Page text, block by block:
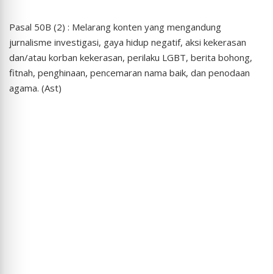
Pasal 50B (2) : Melarang konten yang mengandung
jurnalisme investigasi, gaya hidup negatif, aksi kekerasan
dan/atau korban kekerasan, perilaku LGBT, berita bohong,
fitnah, penghinaan, pencemaran nama baik, dan penodaan
agama. (Ast)